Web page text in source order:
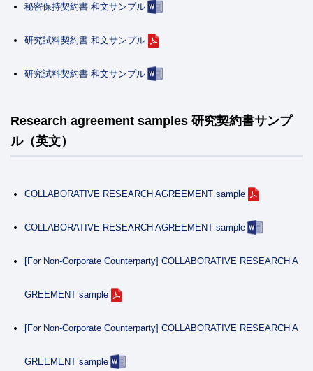
秘密保持契約書 和文サンプル
研究試料契約書 和文サンプル
研究試料契約書 和文サンプル
Research agreement samples 研究契約書サンプ
ル（英文）
COLLABORATIVE RESEARCH AGREEMENT sample
COLLABORATIVE RESEARCH AGREEMENT sample
[For Non-Corporate Counterparty] COLLABORATIVE RESEARCH A
GREEMENT sample
[For Non-Corporate Counterparty] COLLABORATIVE RESEARCH A
GREEMENT sample